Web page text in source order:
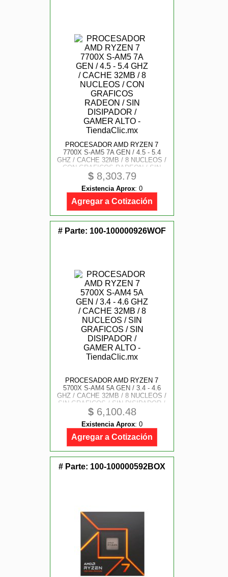
PROCESADOR AMD RYZEN 7
7700X S-AM5 7A GEN / 4.5 - 5.4
GHZ / CACHE 32MB / 8 NUCLEOS /
CON GRAFICOS RADEON / SIN
DISIPADOR / GAMER ALTO
$8,303.79
Existencia Aprox: 0
Agregar a Cotización
# Parte: 100-100000926WOF
PROCESADOR AMD RYZEN 7
5700X S-AM4 5A GEN / 3.4 - 4.6
GHZ / CACHE 32MB / 8 NUCLEOS /
SIN GRAFICOS / SIN DISIPADOR /
GAMER ALTO
$6,100.48
Existencia Aprox: 0
Agregar a Cotización
# Parte: 100-100000592BOX